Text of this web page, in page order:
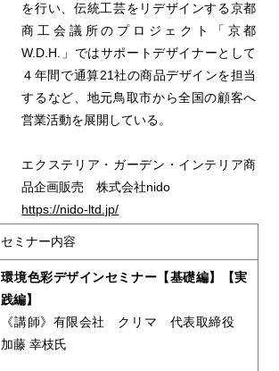
を行い、伝統工芸をリデザインする京都
商工会議所のプロジェクト「京都
W.D.H.」ではサポートデザイナーとして
４年間で通算21社の商品デザインを担当
するなど、地元鳥取市から全国の顧客へ
営業活動を展開している。
エクステリア・ガーデン・インテリア商
品企画販売 株式会社nido
https://nido-ltd.jp/
セミナー内容
環境色彩デザインセミナー【基礎編】【実
践編】
《講師》有限会社 クリマ 代表取締役
加藤 幸枝氏